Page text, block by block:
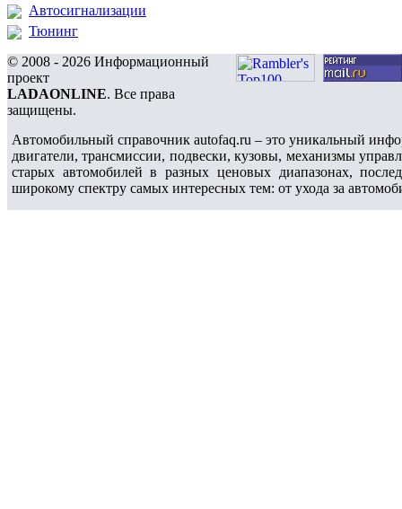
Автосигнализации
Тюнинг
© 2008 - 2026 Информационный
проект
LADAONLINE. Все права
защищены.
Автомобильный справочник autofaq.ru – это уникальный
двигатели, трансмиссии, подвески, кузовы, механизмы
старых автомобилей в разных ценовых диапазонах,
широкому спектру самых интересных тем: от ухода за